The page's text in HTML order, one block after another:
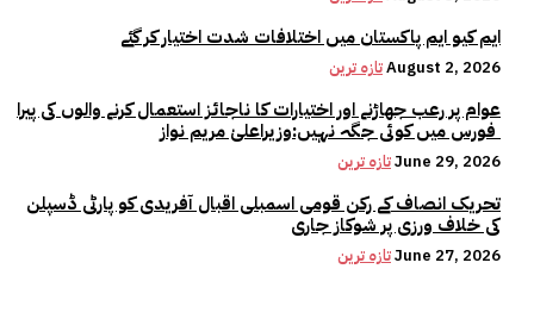
ایم کیو ایم پاکستان میں اختلافات شدت اختیار کر گئے
تازہ ترینAugust 2, 2026
عوام پر رعب جھاڑنے اور اختیارات کا ناجائز استعمال کرنے والوں کی پیرا
تازہ ترینJune 29, 2026
تحریک انصاف کے رکن قومی اسمبلی اقبال آفریدی کو پارٹی ڈسپلن
کی خلاف ورزی پر شوکاز جاری
تازہ ترینJune 27, 2026